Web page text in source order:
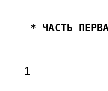
* ЧАСТЬ
1